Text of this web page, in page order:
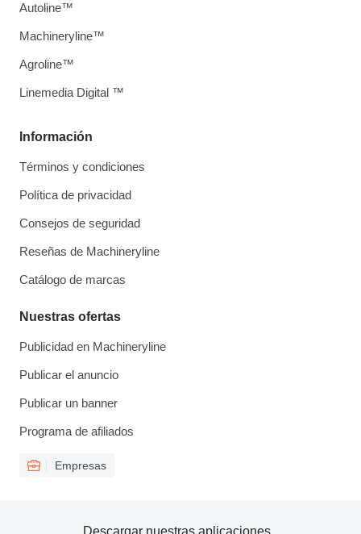
Información
Términos y condiciones
Política de privacidad
Consejos de seguridad
Reseñas de Machineryline
Catálogo de marcas
Nuestras ofertas
Publicidad en Machineryline
Publicar el anuncio
Publicar un banner
Programa de afiliados
Empresas
Autoline™
Machineryline™
Agroline™
Linemedia Digital ™
Descargar nuestras aplicaciones